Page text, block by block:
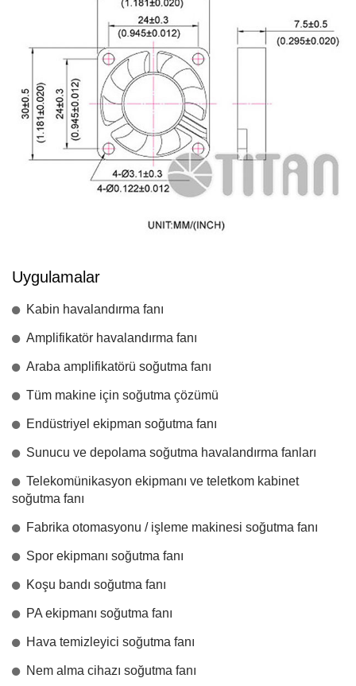
Uygulamalar
Kabin havalandırma fanı
Amplifikatör havalandırma fanı
Araba amplifikatörü soğutma fanı
Tüm makine için soğutma çözümü
Endüstriyel ekipman soğutma fanı
Sunucu ve depolama soğutma havalandırma fanları
Telekomünikasyon ekipmanı ve teletkom kabinet
soğutma fanı
Fabrika otomasyonu / işleme makinesi soğutma fanı
Spor ekipmanı soğutma fanı
Koşu bandı soğutma fanı
PA ekipmanı soğutma fanı
Hava temizleyici soğutma fanı
Nem alma cihazı soğutma fanı